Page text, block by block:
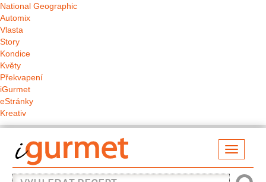
National Geographic
Automix
Vlasta
Story
Kondice
Květy
Překvapení
iGurmet
eStránky
Kreativ
Vyhledat